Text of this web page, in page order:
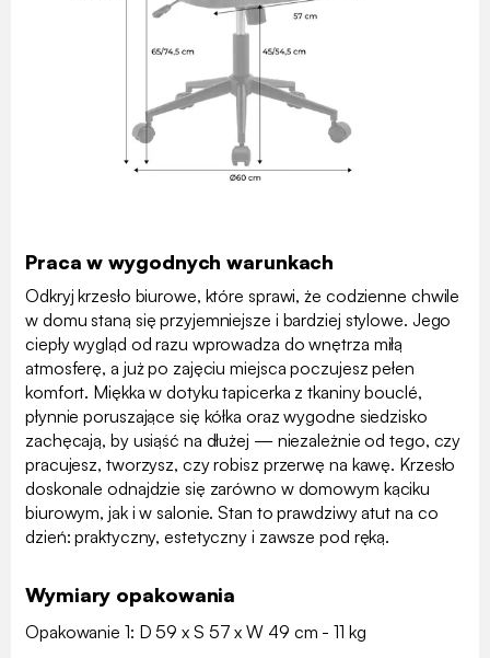
Praca w wygodnych warunkach
Odkryj krzesło biurowe, które sprawi, że codzienne chwile
w domu staną się przyjemniejsze i bardziej stylowe. Jego
ciepły wygląd od razu wprowadza do wnętrza miłą
atmosferę, a już po zajęciu miejsca poczujesz pełen
komfort. Miękka w dotyku tapicerka z tkaniny bouclé,
płynnie poruszające się kółka oraz wygodne siedzisko
zachęcają, by usiąść na dłużej — niezależnie od tego, czy
pracujesz, tworzysz, czy robisz przerwę na kawę. Krzesło
doskonale odnajdzie się zarówno w domowym kąciku
biurowym, jak i w salonie. Stan to prawdziwy atut na co
dzień: praktyczny, estetyczny i zawsze pod ręką.
Wymiary opakowania
Opakowanie 1: D 59 x S 57 x W 49 cm - 11 kg